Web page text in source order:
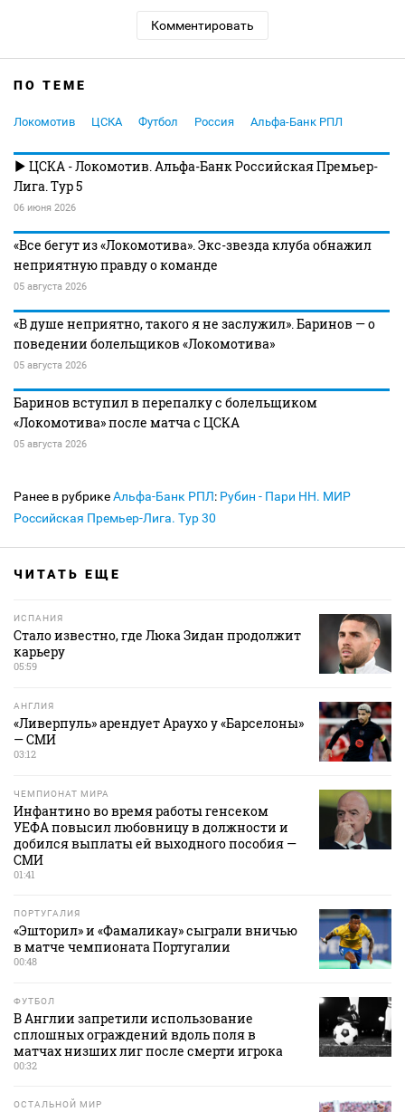
Комментировать
ПО ТЕМЕ
Локомотив ЦСКА Футбол Россия Альфа-Банк РПЛ
ЦСКА - Локомотив. Альфа-Банк Российская Премьер-
Лига. Тур 5
06 июня 2026
«Все бегут из «Локомотива». Экс-звезда клуба обнажил
неприятную правду о команде
05 августа 2026
«В душе неприятно, такого я не заслужил». Баринов — о
поведении болельщиков «Локомотива»
05 августа 2026
Баринов вступил в перепалку с болельщиком
«Локомотива» после матча с ЦСКА
05 августа 2026
Ранее в рубрикеАльфа-Банк РПЛ: Рубин - Пари НН. МИР
Российская Премьер-Лига. Тур 30
ЧИТАТЬ ЕЩЕ
ИСПАНИЯ
Стало известно, где Люка Зидан продолжит
карьеру
05:59
АНГЛИЯ
«Ливерпуль» арендует Араухо у «Барселоны»
— СМИ
03:12
ЧЕМПИОНАТ МИРА
Инфантино во время работы генсеком
УЕФА повысил любовницу в должности и
добился выплаты ей выходного пособия —
СМИ
01:41
ПОРТУГАЛИЯ
«Эшторил» и «Фамаликау» сыграли вничью
в матче чемпионата Португалии
00:48
ФУТБОЛ
В Англии запретили использование
сплошных ограждений вдоль поля в
матчах низших лиг после смерти игрока
00:32
ОСТАЛЬНОЙ МИР